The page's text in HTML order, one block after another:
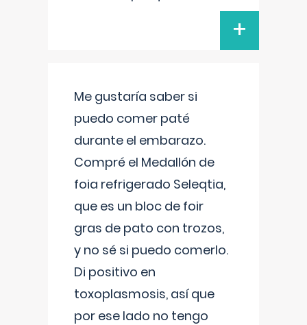
+
Me gustaría saber si
puedo comer paté
durante el embarazo.
Compré el Medallón de
foia refrigerado Seleqtia,
que es un bloc de foir
gras de pato con trozos,
y no sé si puedo comerlo.
Di positivo en
toxoplasmosis, así que
por ese lado no tengo